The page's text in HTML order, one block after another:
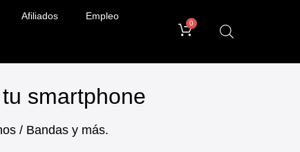
Afiliados Empleo
0
smartphone
/ Bandas y más.